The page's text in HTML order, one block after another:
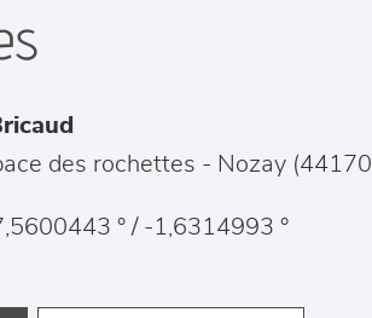
des rochettes - Nozay (44170
° / -1,6314993 °